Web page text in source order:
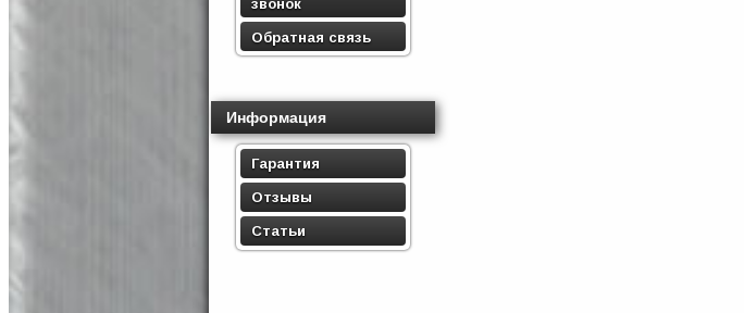
Обратная связь
Информация
Гарантия
Отзывы
Статьи